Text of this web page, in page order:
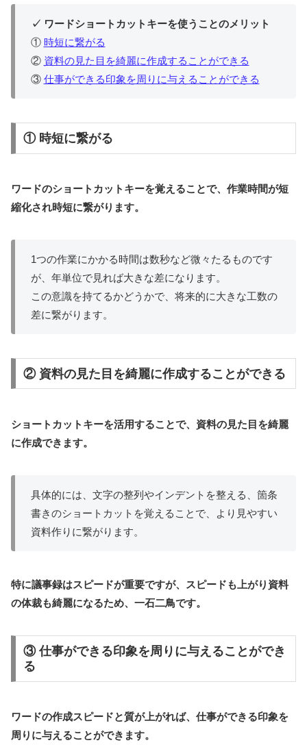
✓ ワードショートカットキーを使うことのメリット
① 時短に繋がる
② 資料の見た目を綺麗に作成することができる
③ 仕事ができる印象を周りに与えることができる
① 時短に繋がる
ワードのショートカットキーを覚えることで、作業時間が短
縮化され時短に繋がります。
1つの作業にかかる時間は数秒など微々たるものです
が、年単位で見れば大きな差になります。
この意識を持てるかどうかで、将来的に大きな工数の
差に繋がります。
② 資料の見た目を綺麗に作成することができる
ショートカットキーを活用することで、資料の見た目を綺麗
に作成できます。
具体的には、文字の整列やインデントを整える、箇条
書きのショートカットを覚えることで、より見やすい
資料作りに繋がります。
特に議事録はスピードが重要ですが、スピードも上がり資料
の体裁も綺麗になるため、一石二鳥です。
③ 仕事ができる印象を周りに与えることができ
る
ワードの作成スピードと質が上がれば、仕事ができる印象を
周りに与えることができます。